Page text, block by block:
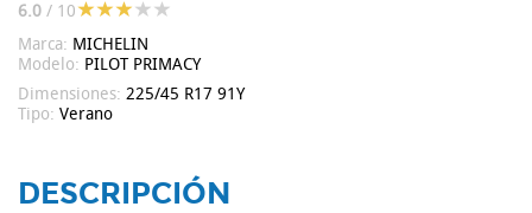
6.0 / 10
Marca: MICHELIN
Modelo: PILOT PRIMACY
Dimensiones: 225/45 R17 91Y
Tipo: Verano
DESCRIPCIÓN